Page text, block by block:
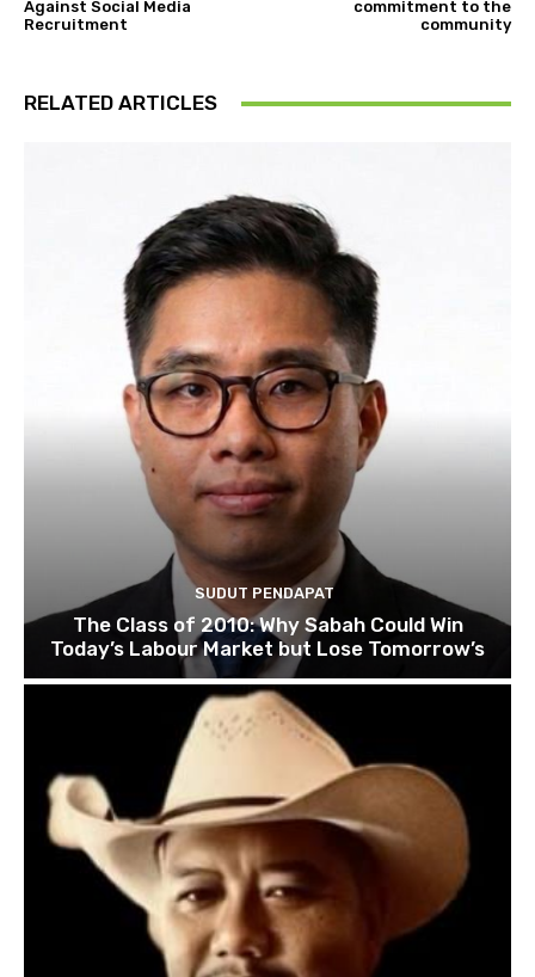
Against Social Media
Recruitment
commitment to the
community
RELATED ARTICLES
SUDUT PENDAPAT
The Class of 2010: Why Sabah Could Win
Today’s Labour Market but Lose Tomorrow’s